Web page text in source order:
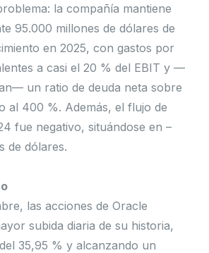
la compañía mantiene
95.000 millones de dólares de
en 2025, con gastos por
a casi el 20 % del EBIT y —
un ratio de deuda neta sobre
al 400 %. Además, el flujo de
fue negativo, situándose en –
de dólares.
las acciones de Oracle
subida diaria de su historia,
35,95 % y alcanzando un